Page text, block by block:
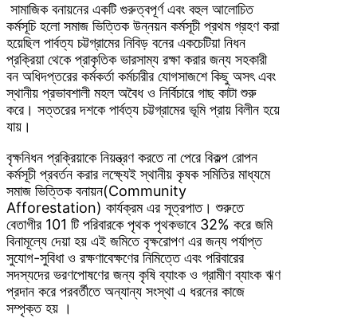
সামাজিক বনায়নের একটি গুরুত্বপূর্ণ এবং বহুল আলোচিত
কর্মসূচি হলো সমাজ ভিত্তিক উন্নয়ন কর্মসূচী প্রথম গ্রহণ করা
হয়েছিল পার্বত্য চট্টগ্রামের নিবিড় বনের একচেটিয়া নিধন
প্রক্রিয়া থেকে প্রাকৃতিক ভারসাম্য রক্ষা করার জন্য সহকারী
বন অধিদপ্তরের কর্মকর্তা কর্মচারীর যোগসাজশে কিছু অসৎ এবং
স্থানীয় প্রভাবশালী মহল অবৈধ ও নির্বিচারে গাছ কাটা শুরু
করে। সত্তরের দশকে পার্বত্য চট্টগ্রামের ভূমি প্রায় বিলীন হয়ে
যায়।
বৃক্ষনিধন প্রক্রিয়াকে নিয়ন্ত্রণ করতে না পেরে বিকল্প রোপন
কর্মসূচী প্রবর্তন করার লক্ষ্যেই স্থানীয় কৃষক সমিতির মাধ্যমে
সমাজ ভিত্তিক বনায়ন(Community
Afforestation) কার্যক্রম এর সূত্রপাত। শুরুতে
বেতাগীর 101 টি পরিবারকে পৃথক পৃথকভাবে 32% করে জমি
বিনামূল্যে দেয়া হয় এই জমিতে বৃক্ষরোপণ এর জন্য পর্যাপ্ত
সুযোগ-সুবিধা ও রক্ষণাবেক্ষণের নিমিত্তে এবং পরিবারের
সদস্যদের ভরণপোষণের জন্য কৃষি ব্যাংক ও গ্রামীণ ব্যাংক ঋণ
প্রদান করে পরবর্তীতে অন্যান্য সংস্থা এ ধরনের কাজে
সম্পৃক্ত হয় ।